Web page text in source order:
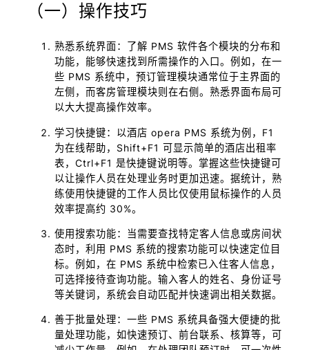
（一）操作技巧
熟悉系统界面：了解 PMS 软件各个模块的分布和
功能，能够快速找到所需操作的入口。例如，在一
些 PMS 系统中，预订管理模块通常位于主界面的
左侧，而客房管理模块则在右侧。熟悉界面布局可
以大大提高操作效率。
学习快捷键：以酒店 opera PMS 系统为例，F1
为在线帮助，Shift+F1 可显示简单的酒店出租率
表，Ctrl+F1 是快捷键说明等。掌握这些快捷键可
以让操作人员在处理业务时更加迅速。据统计，熟
练使用快捷键的工作人员比仅使用鼠标操作的人员
效率提高约 30%。
使用搜索功能：当需要查找特定客人信息或房间状
态时，利用 PMS 系统的搜索功能可以快速定位目
标。例如，在 PMS 系统中检索已入住客人信息，
可选择接待查询功能。输入客人的姓名、身份证号
等关键词，系统会自动匹配并快速调出相关数据。
善于批量处理：一些 PMS 系统具备强大便捷的批
量处理功能，如快速预订、前台联系、核算等，可